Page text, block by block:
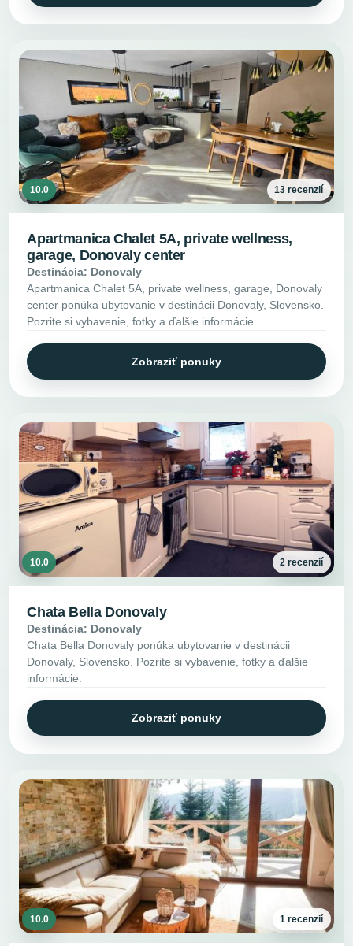
10.0 13 recenzií
Apartmanica Chalet 5A, private wellness,
garage, Donovaly center
Destinácia: Donovaly
Apartmanica Chalet 5A, private wellness, garage, Donovaly
center ponúka ubytovanie v destinácii Donovaly, Slovensko.
Pozrite si vybavenie, fotky a ďalšie informácie.
Zobraziť ponuky
10.0 2 recenzií
Chata Bella Donovaly
Destinácia: Donovaly
Chata Bella Donovaly ponúka ubytovanie v destinácii
Donovaly, Slovensko. Pozrite si vybavenie, fotky a ďalšie
informácie.
Zobraziť ponuky
10.0 1 recenzií